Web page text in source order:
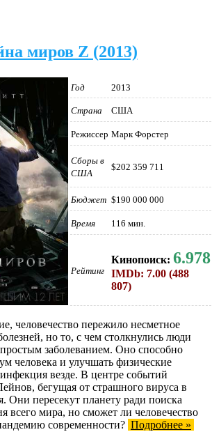
миров Z (2013)
Год 2013
Страна США
Режиссер Марк Форстер
Сборы в
США
$202 359 711
Бюджет $190 000 000
Время 116 мин.
Рейтинг
Кинопоиск: 6.978
IMDb: 7.00 (488
807)
человечество пережило несметное
но то, с чем столкнулись люди
простым заболеванием. Оно способно
человека и улучшать физические
везде. В центре событий
бегущая от страшного вируса в
Они пересекут планету ради поиска
всего мира, но сможет ли человечество
современности? Подробнее »